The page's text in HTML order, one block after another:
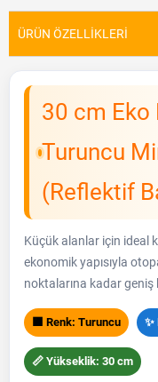
ÜRÜN ÖZELLIKLERI
30 cm Eko
Turuncu
(Reflektif
Küçük alanlar için ideal
ekonomik yapısıyla
noktalarına kadar geniş
🟧 Renk: Turuncu
📏 Yükseklik: 30 cm